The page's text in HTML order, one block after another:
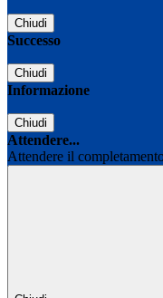
Chiudi
Successo
Chiudi
Informazione
Chiudi
Attendere...
Attendere il